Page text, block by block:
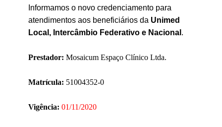
Informamos o novo credenciamento para
atendimentos aos beneficiários da Unimed
Local, Intercâmbio Federativo e Nacional .
Prestador: Mosaicum Espaço Clínico Ltda.
Matrícula: 51004352-0
Vigência: 01/11/2020